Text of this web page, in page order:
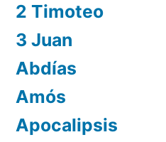
2 Timoteo
3 Juan
Abdías
Amós
Apocalipsis